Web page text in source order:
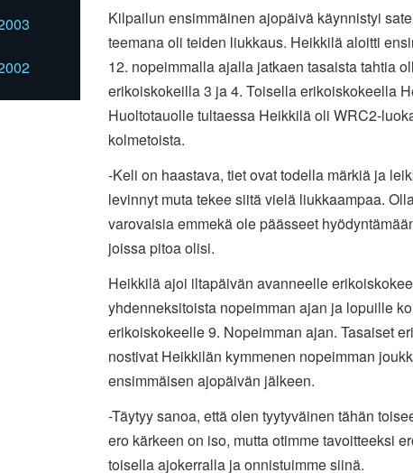
Kilpailun ensimmäinen ajopäivä käynnistyi
teemana oli teiden liukkaus. Heikkilä aloitti
12. nopeimmalla ajalla jatkaen tasaista tahtia
erikoiskokeilla 3 ja 4. Toisella erikoiskokeella
Huoltotauolle tultaessa Heikkilä oli WRC2-
kolmetoista.
-Keli on haastava, tiet ovat todella märkiä ja
levinnyt muta tekee siitä vielä liukkaampaa.
varovaisia emmekä ole päässeet
joissa pitoa olisi.
Heikkilä ajoi iltapäivän avanneelle
yhdenneksitoista nopeimman ajan ja lopuille
erikoiskokeelle 9. Nopeimman ajan. Tasaiset
nostivat Heikkilän kymmenen nopeimman
ensimmäisen ajopäivän jälkeen.
-Täytyy sanoa, että olen tyytyväinen tähän
ero kärkeen on iso, mutta otimme tavoitteeksi
toisella ajokerralla ja onnistuimme siinä.